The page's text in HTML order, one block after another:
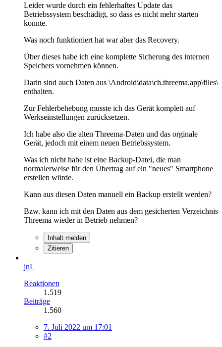
Leider wurde durch ein fehlerhaftes Update das
Betriebssystem beschädigt, so dass es nicht mehr starten
konnte.
Was noch funktioniert hat war aber das Recovery.
Über dieses habe ich eine komplette Sicherung des internen
Speichers vornehmen können.
Darin sind auch Daten aus \Android\data\ch.threema.app\files\
enthalten.
Zur Fehlerbehebung musste ich das Gerät komplett auf
Werkseinstellungen zurücksetzen.
Ich habe also die alten Threema-Daten und das orginale
Gerät, jedoch mit einem neuen Betriebssystem.
Was ich nicht habe ist eine Backup-Datei, die man
normalerweise für den Übertrag auf ein "neues" Smartphone
erstellen würde.
Kann aus diesen Daten manuell ein Backup erstellt werden?
Bzw. kann ich mit den Daten aus dem gesicherten Verzeichnis
Threema wieder in Betrieb nehmen?
Inhalt melden
Zitieren
jnL
Reaktionen
1.519
Beiträge
1.560
7. Juli 2022 um 17:01
#2